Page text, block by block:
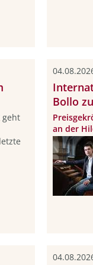
geht
Bollo
an der